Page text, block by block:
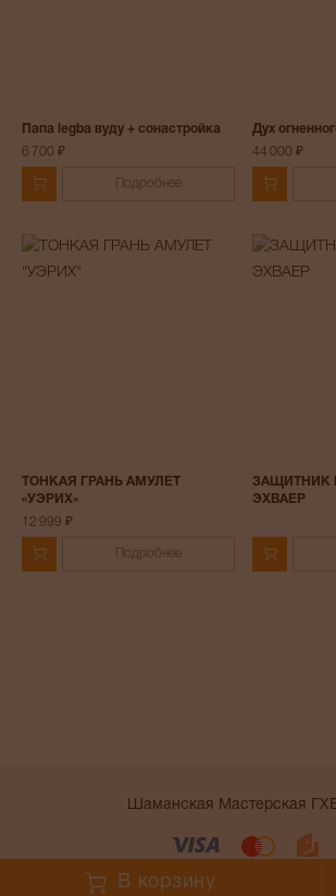
В корзину
Папа legba вуду + сонастройка
6 700 ₽
Подробнее
Дух
44 000 ₽
ТОНКАЯ ГРАНЬ АМУЛЕТ
«УЭРИХ»
12 999 ₽
Подробнее
ЗАЩИТНИК
ЭХВАЕР
Шаманская Мастерская
Условия работы сайта